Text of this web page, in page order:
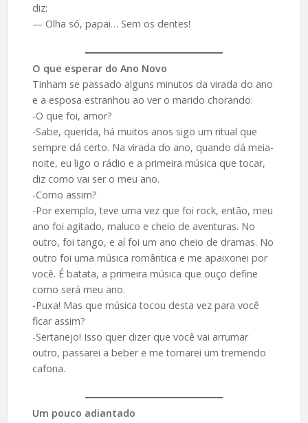
diz:
— Olha só, papai… Sem os dentes!
O que esperar do Ano Novo
Tinham se passado alguns minutos da virada do ano
e a esposa estranhou ao ver o marido chorando:
-O que foi, amor?
-Sabe, querida, há muitos anos sigo um ritual que
sempre dá certo. Na virada do ano, quando dá meia-
noite, eu ligo o rádio e a primeira música que tocar,
diz como vai ser o meu ano.
-Como assim?
-Por exemplo, teve uma vez que foi rock, então, meu
ano foi agitado, maluco e cheio de aventuras. No
outro, foi tango, e aí foi um ano cheio de dramas. No
outro foi uma música romântica e me apaixonei por
você. É batata, a primeira música que ouço define
como será meu ano.
-Puxa! Mas que música tocou desta vez para você
ficar assim?
-Sertanejo! Isso quer dizer que você vai arrumar
outro, passarei a beber e me tornarei um tremendo
cafona.
Um pouco adiantado